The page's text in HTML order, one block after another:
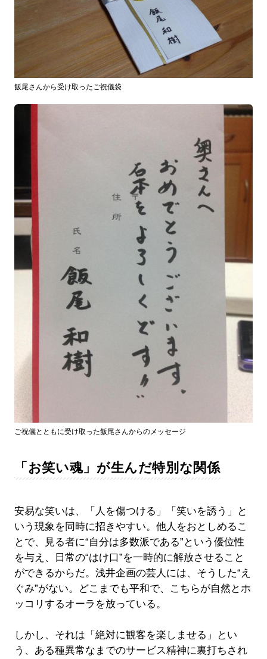
飯尾さんから受け取ったご祝儀袋
ご祝儀とともに受け取った飯尾さんからのメッセージ
「お笑い魂」が生んだ特別な関係
安易な笑いは、「人を傷つける」「笑いを誘う」と
いう現象を同時に招きやすい。他人をおとしめるこ
とで、見る者に“自分は多数派である”という優位性
を与え、日常の“はけ口”を一時的に解放させること
ができるからだ。浅井企画の芸人には、そうした“え
ぐみ”がない。どこまでも平和で、こちらが自然とホ
ッコリするオーラを放っている。
しかし、それは「絶対に観客を楽しませる」とい
う、ある種異常なまでのサービス精神に裏打ちされ